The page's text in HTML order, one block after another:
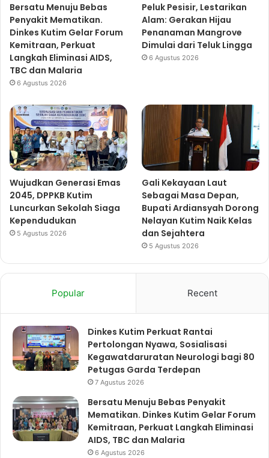
Bersatu Menuju Bebas
Penyakit Mematikan.
Dinkes Kutim Gelar Forum
Kemitraan, Perkuat
Langkah Eliminasi AIDS,
TBC dan Malaria
6 Agustus 2026
Peluk Pesisir, Lestarikan
Alam: Gerakan Hijau
Penanaman Mangrove
Dimulai dari Teluk Lingga
6 Agustus 2026
Wujudkan Generasi Emas
2045, DPPKB Kutim
Luncurkan Sekolah Siaga
Kependudukan
5 Agustus 2026
Gali Kekayaan Laut
Sebagai Masa Depan,
Bupati Ardiansyah Dorong
Nelayan Kutim Naik Kelas
dan Sejahtera
5 Agustus 2026
Popular Recent
Dinkes Kutim Perkuat Rantai
Pertolongan Nyawa, Sosialisasi
Kegawatdaruratan Neurologi bagi 80
Petugas Garda Terdepan
7 Agustus 2026
Bersatu Menuju Bebas Penyakit
Mematikan. Dinkes Kutim Gelar Forum
Kemitraan, Perkuat Langkah Eliminasi
AIDS, TBC dan Malaria
6 Agustus 2026